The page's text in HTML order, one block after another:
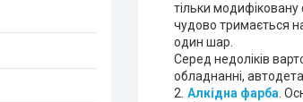
тільки
чудово тримається
один шар.
Серед недоліків
обладнанні,
Алкідна фарба .